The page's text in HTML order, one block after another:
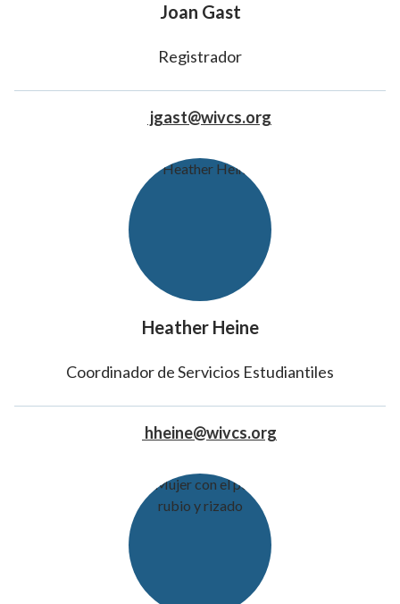
Joan Gast
Registrador
jgast@wivcs.org
Heather Heine
Coordinador de Servicios Estudiantiles
hheine@wivcs.org